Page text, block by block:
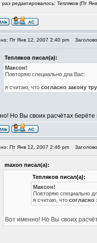
редактировалось: Тепляков (Пт
Пт Янв 12, 2007 2:40 pm
Тепляков писал(а):
Максон!
Повторяю специально дла Вас:
я считаю, что согласно закону
Но Вы своих расчётах
Пт Янв 12, 2007 2:46 pm
maxon писал(а):
Тепляков писал(а):
Максон!
Повторяю специально
я считаю, что согласно
Вот именно! Но Вы своих